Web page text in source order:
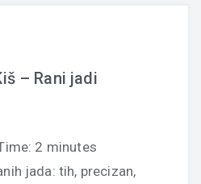
– Rani jadi
2 minutes
jada: tih, precizan,